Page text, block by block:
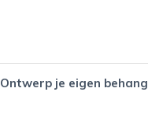
Ontwerp je eigen behang